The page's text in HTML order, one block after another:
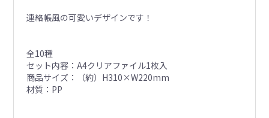
連絡帳風の可愛いデザインです！
全10種
セット内容：A4クリアファイル1枚入
商品サイズ：（約）H310×W220mm
材質：PP